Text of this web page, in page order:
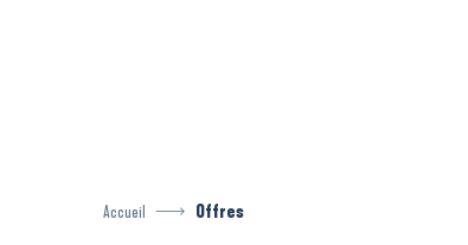
Accueil Offres